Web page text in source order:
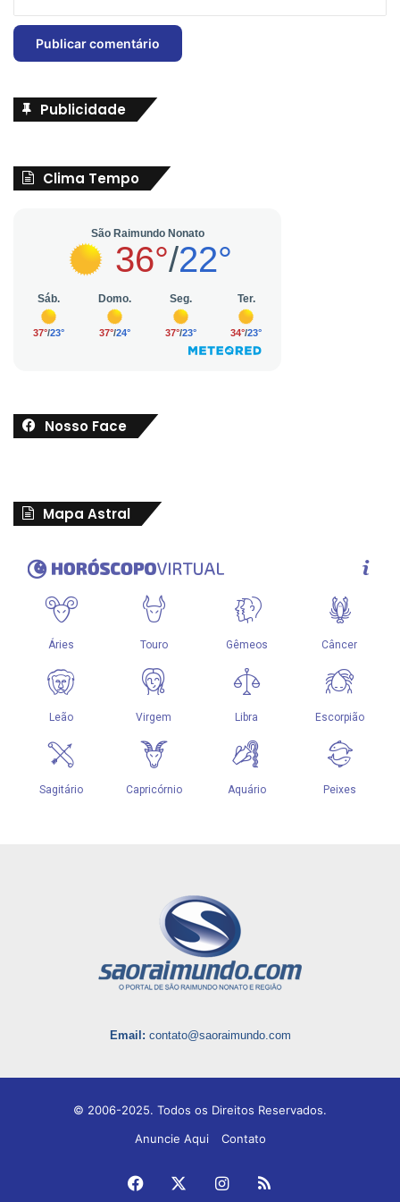
Publicidade
Clima Tempo
Nosso Face
Mapa Astral
Email: contato@saoraimundo.com
© 2006-2025. Todos os Direitos Reservados.
Anuncie Aqui
Contato
Facebook Instagram
RSS